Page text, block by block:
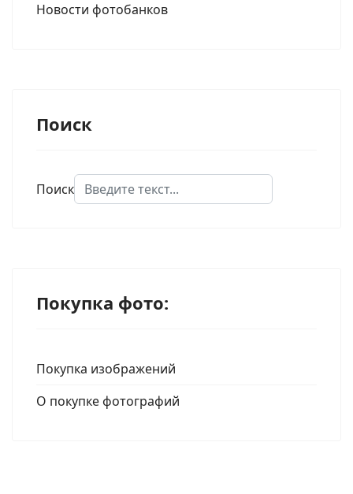
Новости фотобанков
Поиск
Поиск
Покупка фото:
Покупка изображений
О покупке фотографий